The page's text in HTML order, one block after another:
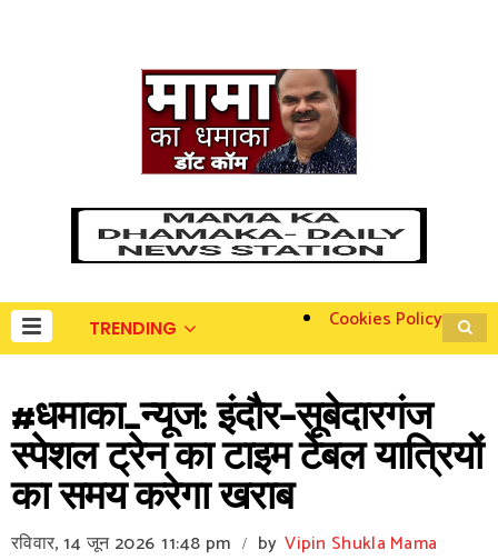
TRENDING Cookies Policy
#धमाका_न्यूज: इंदौर–सूबेदारगंज
स्पेशल ट्रेन का टाइम टेबल यात्रियों
का समय करेगा खराब
रविवार, 14 जून 2026 11:48 pm / by Vipin Shukla Mama